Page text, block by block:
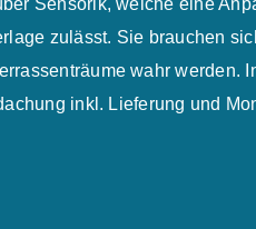
Sensorik, welche eine
zulässt. Sie brauchen
wahr werden.
inkl. Lieferung und